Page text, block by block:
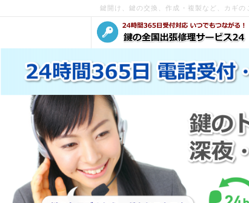
鍵開け、鍵の交換、作成・複製など、カギ